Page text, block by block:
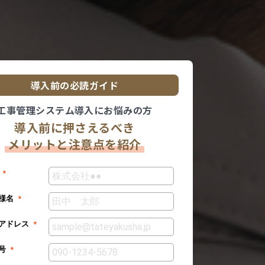
導入前の必読ガイド
事管理システム導入にお悩みの方
導入前に押さえるべき
メリットと注意点を紹介